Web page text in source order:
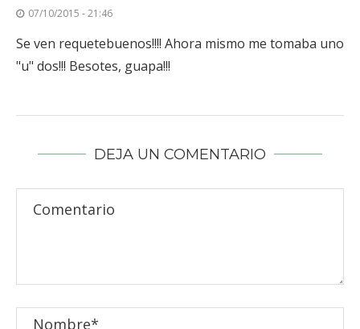
07/10/2015 - 21:46
Se ven requetebuenos!!!! Ahora mismo me tomaba uno
"u" dos!!! Besotes, guapa!!!
DEJA UN COMENTARIO